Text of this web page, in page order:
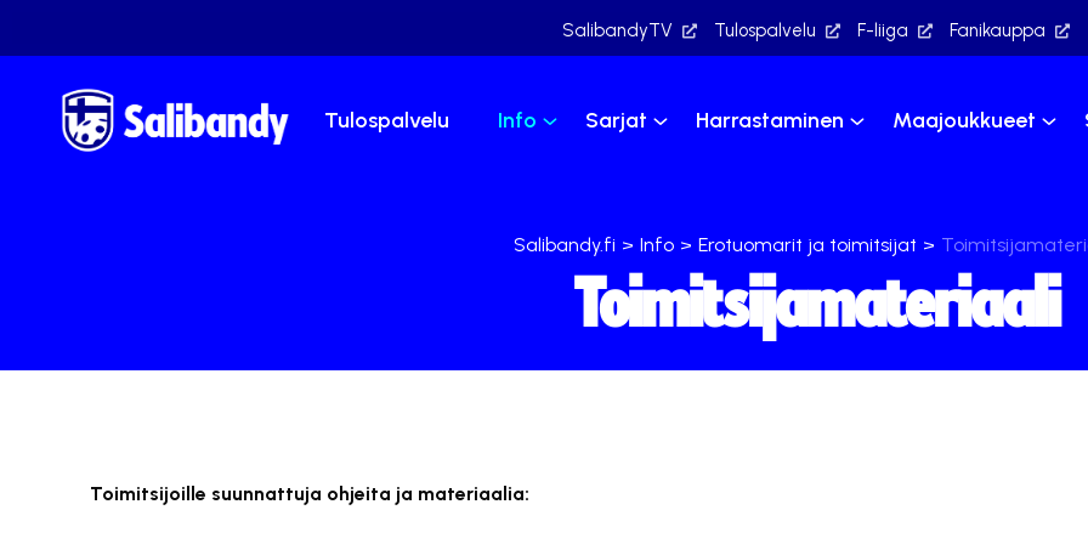
SalibandyTV Tulospalvelu F-liiga Fanikauppa
Tulospalvelu Info Sarjat Harrastaminen Maajoukkueet
Salibandy.fi > Info > Erotuomarit ja toimitsijat >
Toimitsijamateriaali
Toimitsijoille suunnattuja ohjeita ja materiaalia: